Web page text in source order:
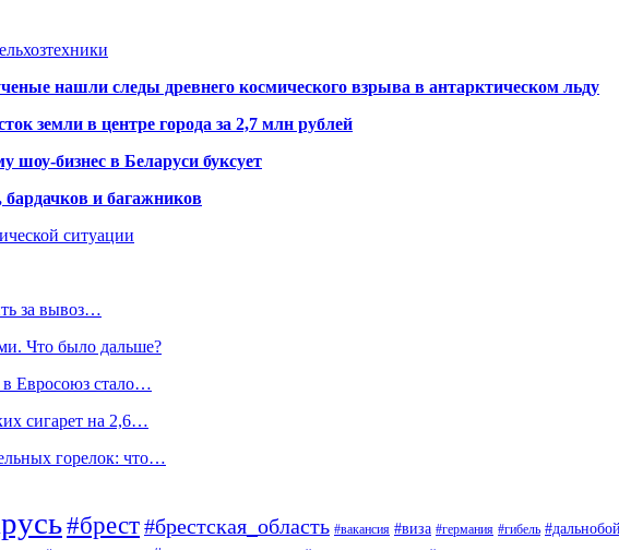
нашли следы древнего космического взрыва в антарктическом льду
земли в центре города за 2,7 млн рублей
бизнес в Беларуси буксует
и багажников
ситуации
за вывоз…
Что было дальше?
Евросоюз стало…
сигарет на 2,6…
горелок: что…
#брест#брестская_область #вакансия #виза #германия #гибель